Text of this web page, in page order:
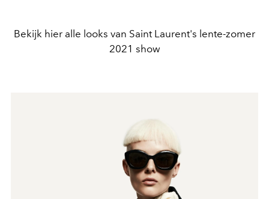
Bekijk hier alle looks van Saint Laurent's lente-zomer
2021 show